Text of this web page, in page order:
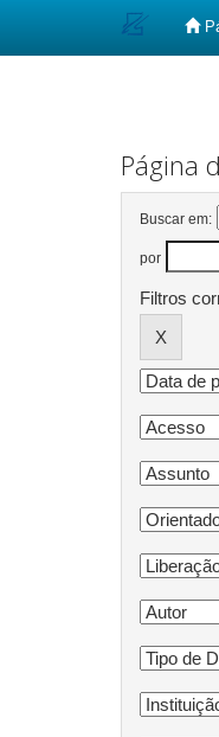
Página
Buscar em:
por
Filtros